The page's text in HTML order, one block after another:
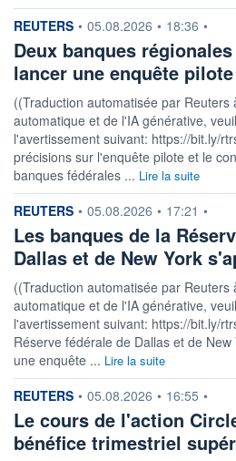
information fournie par
REUTERS • 05.08.2026 • 18:36 •
Deux banques
lancer une enquête
((Traduction automatisée par
automatique et de l'IA générative,
l'avertissement suivant: https://bit.ly/
précisions sur l'enquête pilote et le
banques fédérales ... Lire la suite
information fournie par
REUTERS • 05.08.2026 • 17:21 •
Les banques de la
Dallas et de New York
((Traduction automatisée par
automatique et de l'IA générative,
l'avertissement suivant: https://bit.ly/
Réserve fédérale de Dallas et de
une enquête ... Lire la suite
information fournie par
REUTERS • 05.08.2026 • 16:55 •
Le cours de l'action
bénéfice trimestriel